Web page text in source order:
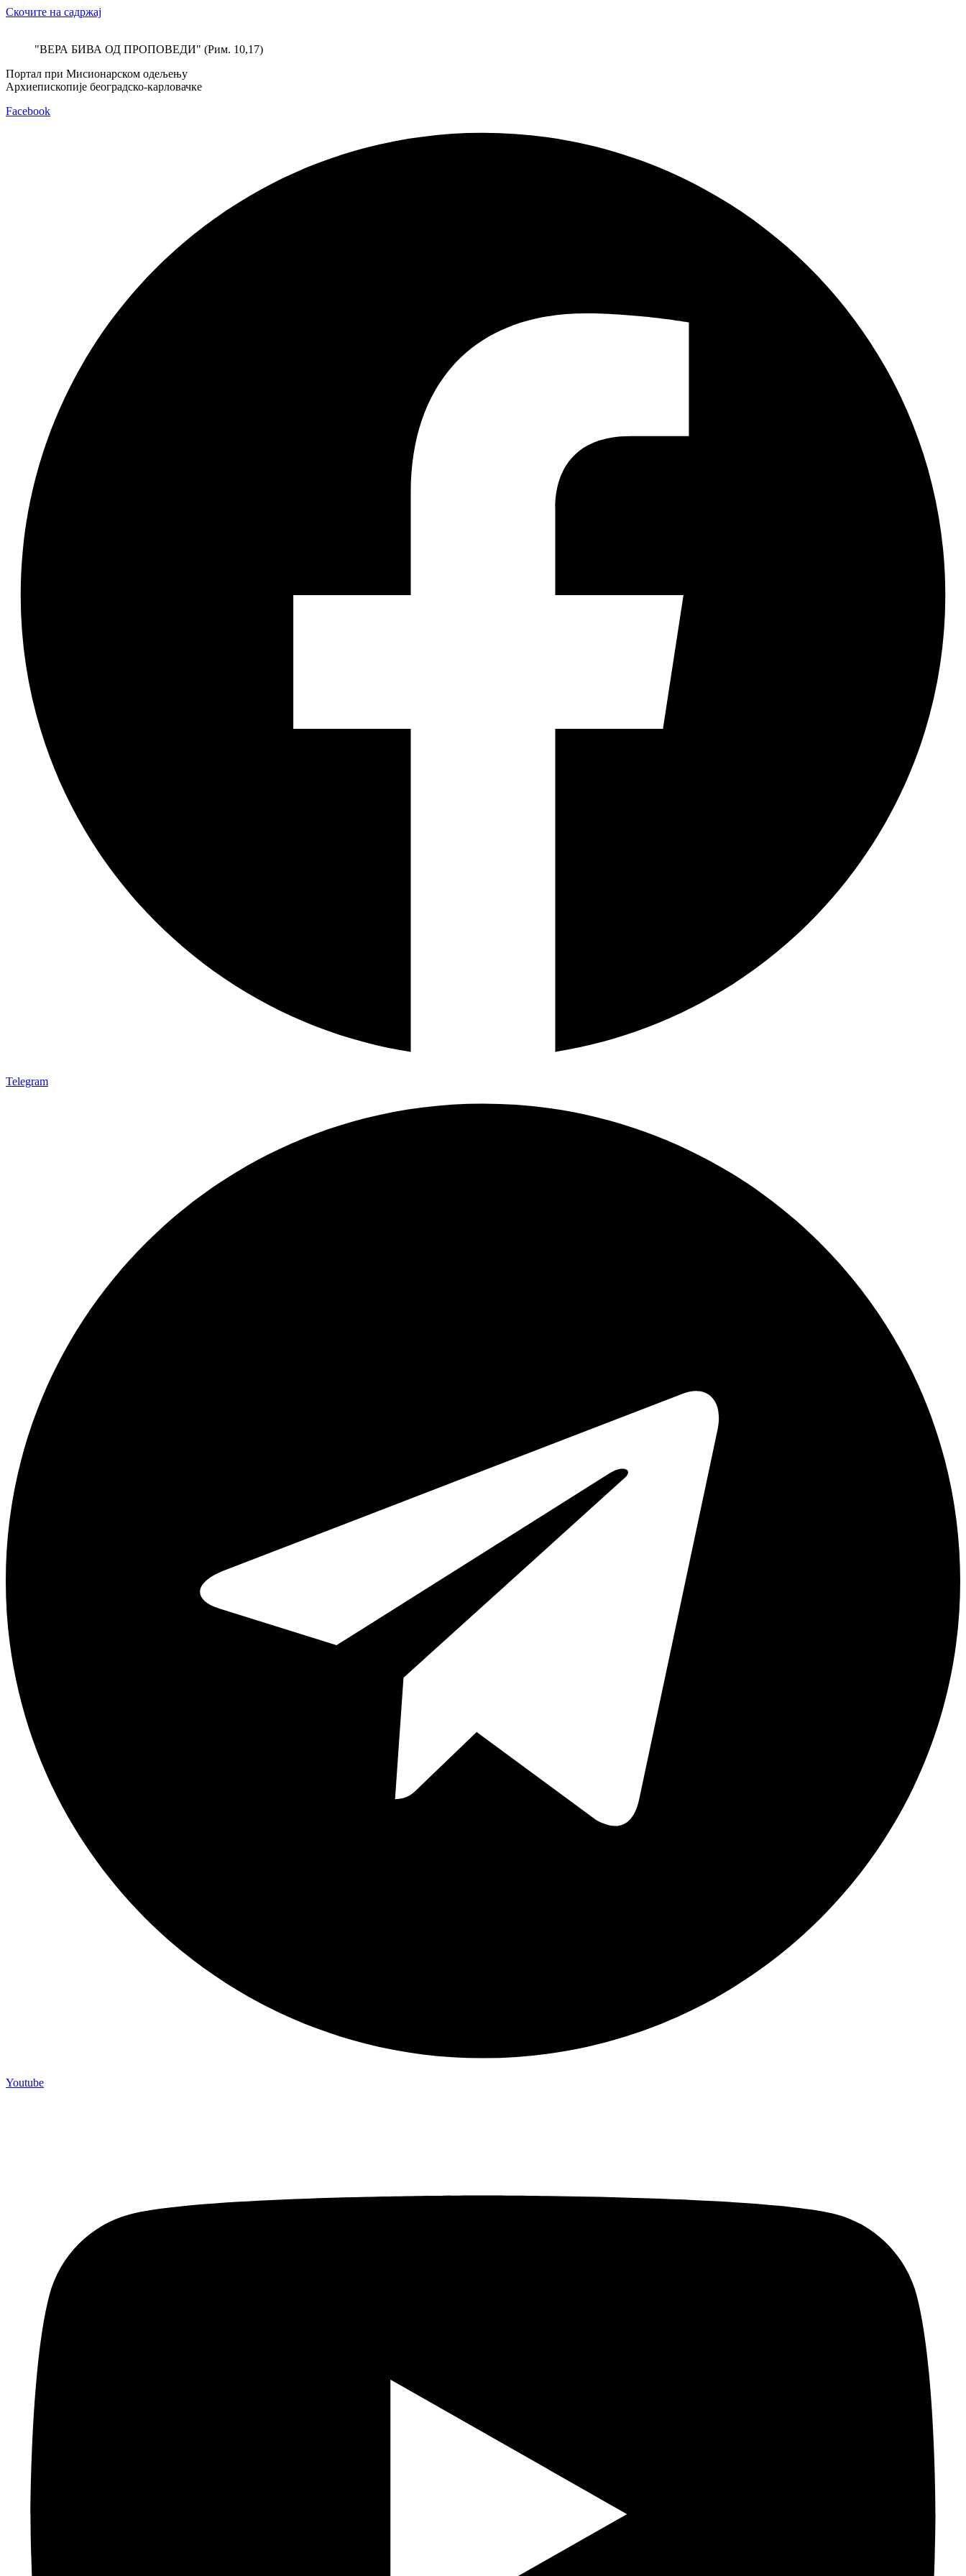
Скочите на садржај
"ВЕРА БИВА ОД ПРОПОВЕДИ" (Рим. 10,17)
Портал при Мисионарском одељењу
Архиепископије београдско-карловачке
Facebook
Telegram
Youtube